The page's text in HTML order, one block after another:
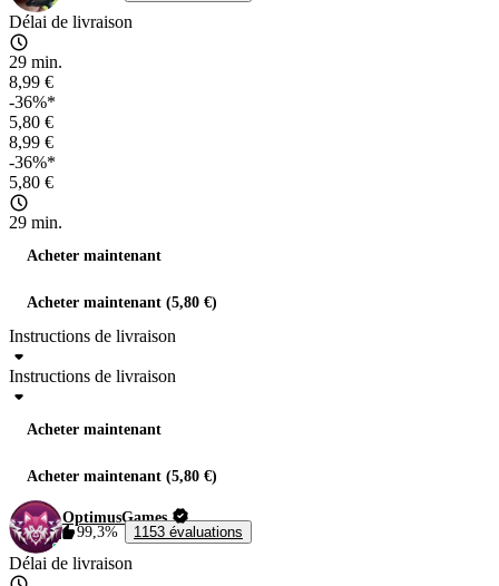
Délai de livraison
29 min.
8,99 €
-36%*
5,80 €
8,99 €
-36%*
5,80 €
29 min.
Acheter maintenant
Acheter maintenant (5,80 €)
Instructions de livraison
Instructions de livraison
Acheter maintenant
Acheter maintenant (5,80 €)
OptimusGames
99,3%
1153 évaluations
Délai de livraison